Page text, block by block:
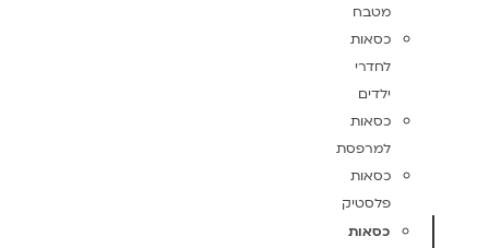
מטבח
כסאות
לחדרי
ילדים
כסאות
למרפסת
כסאות
פלסטיק
כסאות